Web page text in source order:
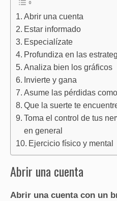
Abrir una cuenta
Estar informado
Especialízate
Profundiza en las
Analiza bien los gráficos
Invierte y gana
Asume las pérdidas
Que la suerte te
Toma el control de tus
en general
Ejercicio físico y mental
Abrir una cuenta
Abrir una cuenta con un